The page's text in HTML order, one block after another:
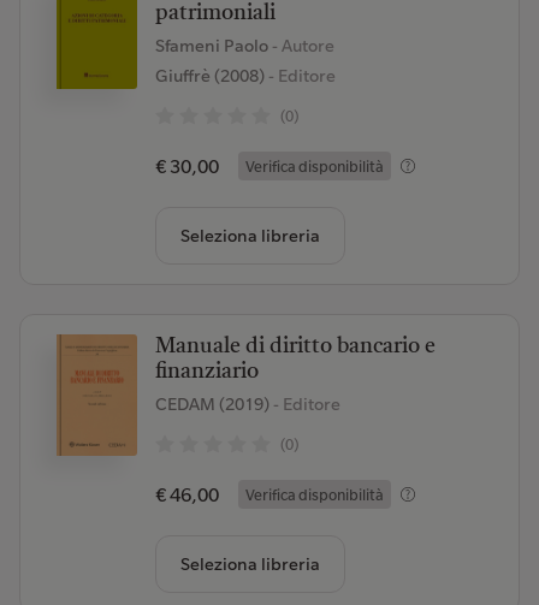
patrimoniali
Sfameni Paolo - Autore
Giuffrè (2008)- Editore
(0)
€ 30,00 Verifica disponibilità
Seleziona libreria
Manuale di diritto bancario e
finanziario
CEDAM (2019)- Editore
(0)
€ 46,00 Verifica disponibilità
Seleziona libreria